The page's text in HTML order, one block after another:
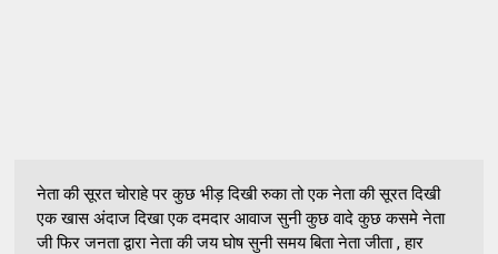
नेता की सूरत चोराहे पर कुछ भीड़ दिखी रुका तो एक नेता की सूरत दिखी
एक खास अंदाज दिखा एक दमदार आवाज सुनी कुछ वादे कुछ कसमे नेता
जी फिर जनता द्वारा नेता की जय घोष सुनी समय बिता नेता जीता , हार